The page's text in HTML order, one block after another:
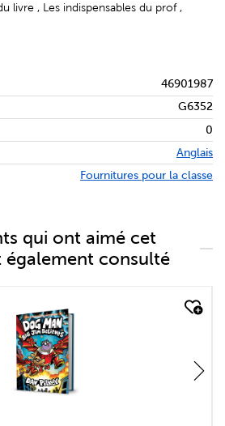
livre , Les indispensables du prof ,
46901987
G6352
0
Anglais
Fournitures pour la classe
qui ont aimé cet
consulté
quick look